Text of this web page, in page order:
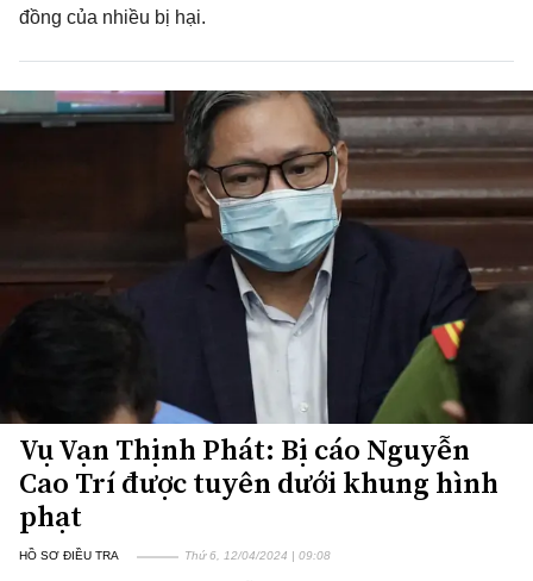
đồng của nhiều bị hại.
Vụ Vạn Thịnh Phát: Bị cáo Nguyễn
Cao Trí được tuyên dưới khung hình
phạt
HỒ SƠ ĐIỀU TRA Thứ 6, 12/04/2024 | 09:08